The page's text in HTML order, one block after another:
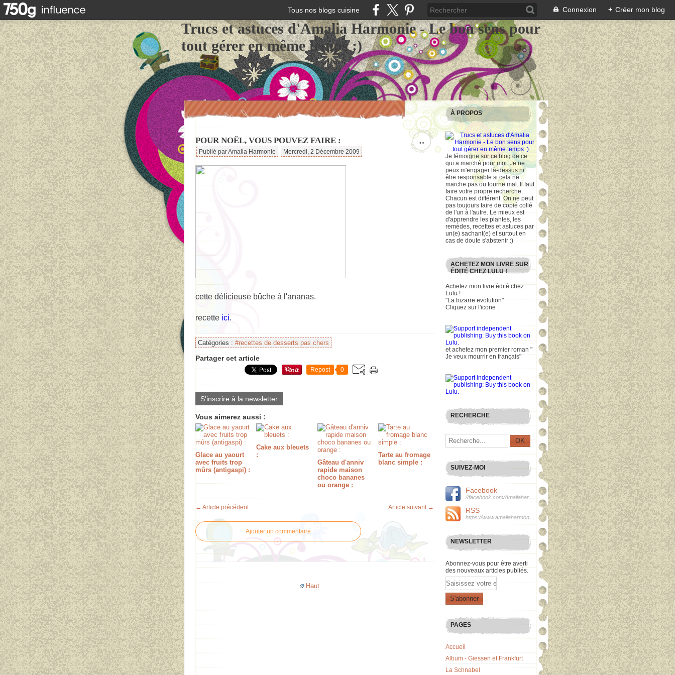
Tous nos blogs cuisine Connexion + Créer mon blog
Trucs et astuces d'Amalia Harmonie - Le bon sens pour
tout gérer en même temps :)
…
POUR NOËL, VOUS POUVEZ FAIRE :
Publié par Amalia Harmonie Mercredi, 2 Décembre 2009
cette délicieuse bûche à l'ananas.
recette ici.
Catégories : #recettes de desserts pas chers
Partager cet article
Repost 0
S'inscrire à la newsletter
Vous aimerez aussi :
Glace au yaourt
avec fruits trop
mûrs (antigaspi) :
Cake aux bleuets
:
Gâteau d'anniv
rapide maison
choco bananes
ou orange :
Tarte au fromage
blanc simple :
← Article précédent Article suivant →
Ajouter un commentaire
Haut
À PROPOS
Je témoigne sur ce blog de ce
qui a marché pour moi. Je ne
peux m'engager là-dessus ni
être responsable si cela ne
marche pas ou tourne mal. Il faut
faire votre propre recherche.
Chacun est différent. On ne peut
pas toujours faire de copié collé
de l'un à l'autre. Le mieux est
d'apprendre les plantes, les
remèdes, recettes et astuces par
un(e) sachant(e) et surtout en
cas de doute s'abstenir :)
ACHETEZ MON LIVRE SUR
ÉDITÉ CHEZ LULU !
Achetez mon livre édité chez
Lulu !
"La bizarre evolution"
Cliquez sur l'icone :
et achetez mon premier roman "
Je veux mourrir en français"
RECHERCHE
SUIVEZ-MOI
Facebook
RSS
NEWSLETTER
Abonnez-vous pour être averti
des nouveaux articles publiés.
Email
PAGES
Accueil
Album - Giessen et Frankfurt
La Schnabel